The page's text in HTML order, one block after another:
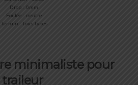
Drop : 0mm
Foulée : neutre
Terrain : tous types
minimaliste pour
traileur